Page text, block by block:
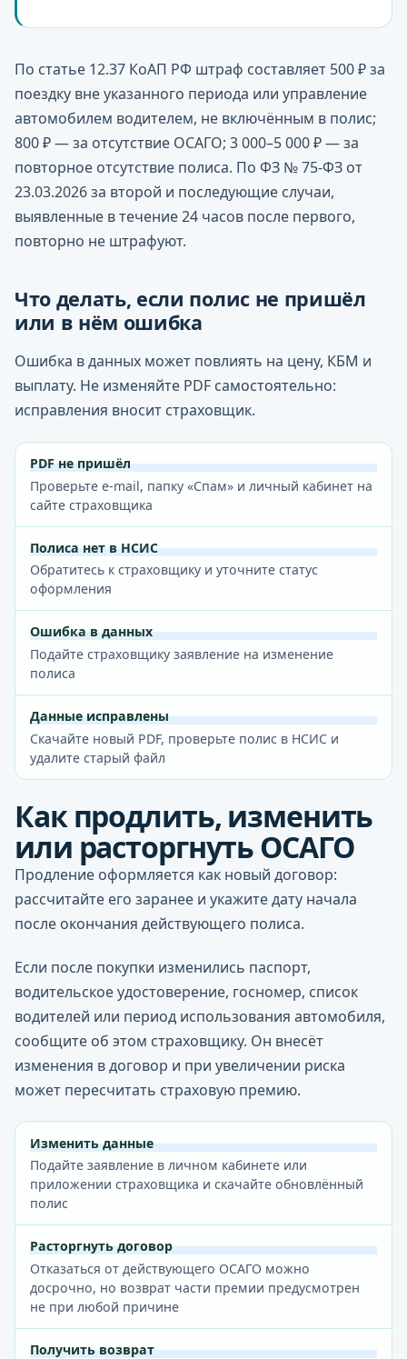
По статье 12.37 КоАП РФ штраф составляет 500 ₽ за
поездку вне указанного периода или управление
автомобилем водителем, не включённым в полис;
800 ₽ — за отсутствие ОСАГО; 3 000–5 000 ₽ — за
повторное отсутствие полиса. По ФЗ № 75-ФЗ от
23.03.2026 за второй и последующие случаи,
выявленные в течение 24 часов после первого,
повторно не штрафуют.
Что делать, если полис не пришёл
или в нём ошибка
Ошибка в данных может повлиять на цену, КБМ и
выплату. Не изменяйте PDF самостоятельно:
исправления вносит страховщик.
PDF не пришёл
Проверьте e-mail, папку «Спам» и личный кабинет на
сайте страховщика
Полиса нет в НСИС
Обратитесь к страховщику и уточните статус
оформления
Ошибка в данных
Подайте страховщику заявление на изменение
полиса
Данные исправлены
Скачайте новый PDF, проверьте полис в НСИС и
удалите старый файл
Как продлить, изменить
или расторгнуть ОСАГО
Продление оформляется как новый договор:
рассчитайте его заранее и укажите дату начала
после окончания действующего полиса.
Если после покупки изменились паспорт,
водительское удостоверение, госномер, список
водителей или период использования автомобиля,
сообщите об этом страховщику. Он внесёт
изменения в договор и при увеличении риска
может пересчитать страховую премию.
Изменить данные
Подайте заявление в личном кабинете или
приложении страховщика и скачайте обновлённый
полис
Расторгнуть договор
Отказаться от действующего ОСАГО можно
досрочно, но возврат части премии предусмотрен
не при любой причине
Получить возврат